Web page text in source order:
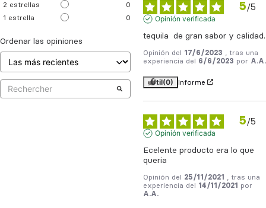
2 estrellas
0
1 estrella 0
Ordenar las opiniones
5/5
Opinión verificada
tequila  de gran sabor y calidad.
Opinión del 17/6/2023
, tras una
experiencia del 6/6/2023 por A.A.
Útil(0) Informe
5/5
Opinión verificada
Ecelente producto era lo que
queria
Opinión del 25/11/2021
, tras una
experiencia del 14/11/2021
por
A.A.